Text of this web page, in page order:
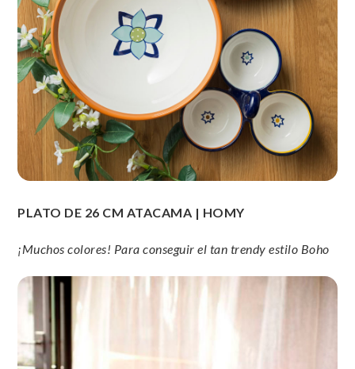
PLATO DE 26 CM ATACAMA | HOMY
¡Muchos colores! Para conseguir el tan trendy estilo Boho